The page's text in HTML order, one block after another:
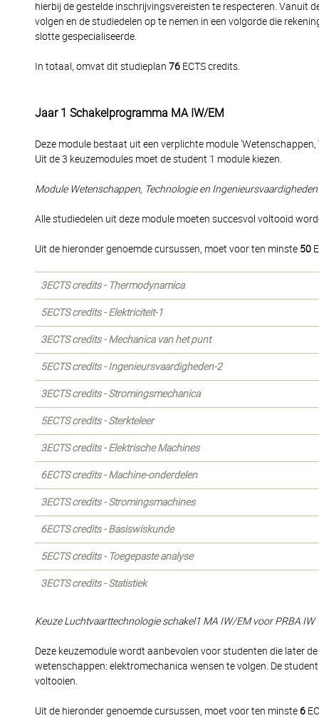
hierbij de gestelde inschrijvingsvereisten te respecteren.
volgen en de studiedelen op te nemen in een volgorde die
slotte gespecialiseerde.
In totaal, omvat dit studieplan 76 ECTS credits.
Jaar 1 Schakelprogramma MA IW/EM
Deze module bestaat uit een verplichte module
Uit de 3 keuzemodules moet de student 1 module kiezen.
Module Wetenschappen, Technologie en Ingenieursvaardigheden
Alle studiedelen uit deze module moeten succesvol voltooid
Uit de hieronder genoemde cursussen, moet voor ten minste 50
3ECTS credits - Thermodynamica
5ECTS credits - Elektriciteit-1
3ECTS credits - Mechanica van het punt
5ECTS credits - Ingenieursvaardigheden-2
3ECTS credits - Stromingsmechanica
5ECTS credits - Sterkteleer
3ECTS credits - Elektrische Machines
6ECTS credits - Machine-onderdelen
3ECTS credits - Stromingsmachines
6ECTS credits - Basiswiskunde
5ECTS credits - Toegepaste analyse
3ECTS credits - Statistiek
Keuze Luchtvaarttechnologie schakel1 MA IW/EM voor PRBA IW
Deze keuzemodule wordt aanbevolen voor studenten die later
wetenschappen: elektromechanica wensen te volgen. De
voltooien.
Uit de hieronder genoemde cursussen, moet voor ten minste6